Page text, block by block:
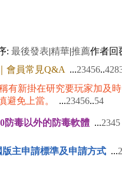
: 最後發表|精華|推薦作者回
會員常見Q&A ...23456..
有新掛在研究要玩家加及
避免上當。
...23456..54
防毒以外的防毒軟體 ...2345
版主申請標準及申請方式 ...2